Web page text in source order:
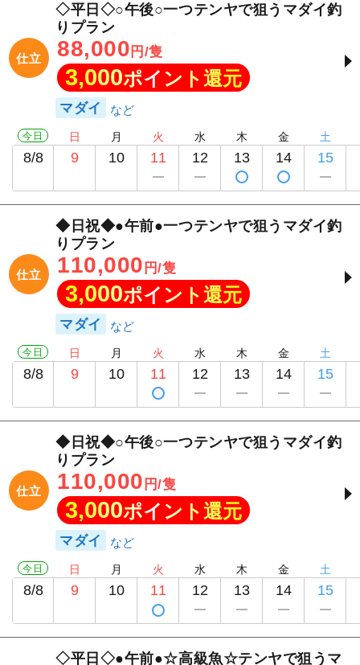
仕立
◇平日◇○午後○一つテンヤで狙うマダイ釣
りプラン
88,000 円/隻
3,000ポイント還元
マダイ
今日
8/8
日
9
月
10
火
11
水
12
木
13
金
14
土
15
仕立
◆日祝◆●午前●一つテンヤで狙うマダイ釣
りプラン
110,000 円/隻
3,000ポイント還元
マダイ
今日
8/8
日
9
月
10
火
11
水
12
木
13
金
14
土
15
仕立
◆日祝◆○午後○一つテンヤで狙うマダイ釣
りプラン
110,000 円/隻
3,000ポイント還元
マダイ
今日
8/8
日
9
月
10
火
11
水
12
木
13
金
14
土
15
◇平日◇●午前●☆高級魚☆テンヤで狙うマ